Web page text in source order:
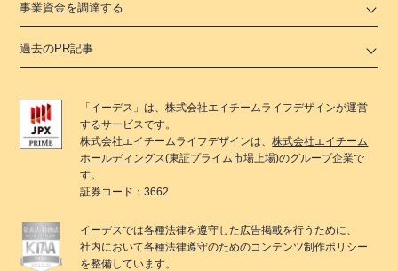
事業資金を調達する
過去のPR記事
「 イーデス 」は、株式会社エイチームライフデザインが運営
するサービスです。
株式会社エイチームライフデザインは、株式会社エイチーム
ホールディングス(東証プライム市場上場)のグループ企業で
す。
証券コード：3662
イーデスでは各種法律を遵守した広告掲載を行うために、
社内において各種法律遵守のためのコンテンツ制作ポリシー
を整備しています。